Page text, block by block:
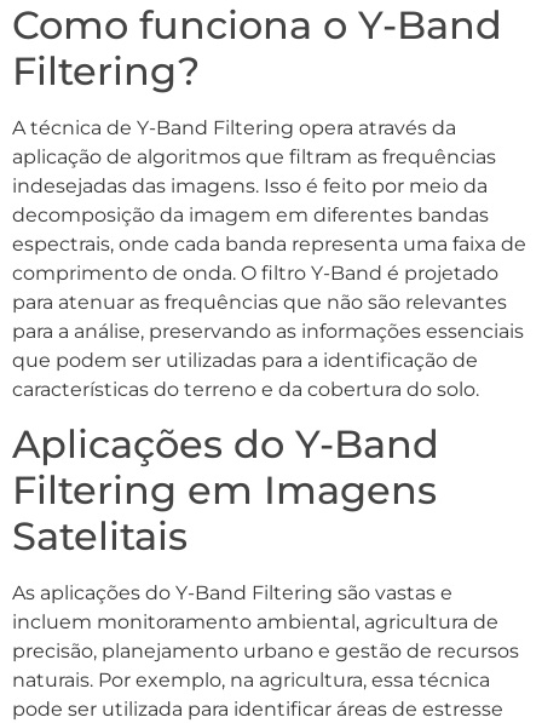
Como funciona o Y-Band
Filtering?
A técnica de Y-Band Filtering opera através da
aplicação de algoritmos que filtram as frequências
indesejadas das imagens. Isso é feito por meio da
decomposição da imagem em diferentes bandas
espectrais, onde cada banda representa uma faixa de
comprimento de onda. O filtro Y-Band é projetado
para atenuar as frequências que não são relevantes
para a análise, preservando as informações essenciais
que podem ser utilizadas para a identificação de
características do terreno e da cobertura do solo.
Aplicações do Y-Band
Filtering em Imagens
Satelitais
As aplicações do Y-Band Filtering são vastas e
incluem monitoramento ambiental, agricultura de
precisão, planejamento urbano e gestão de recursos
naturais. Por exemplo, na agricultura, essa técnica
pode ser utilizada para identificar áreas de estresse